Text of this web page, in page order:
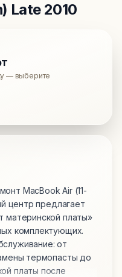
Late 2010
— выберите
MacBook Air (11-
центр предлагает
материнской платы»
комплектующих.
от
термопасты до
платы после